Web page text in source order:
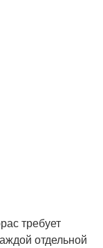
требует
отдельной